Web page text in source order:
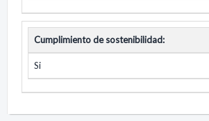
Cumplimiento de sostenibilidad:
Si